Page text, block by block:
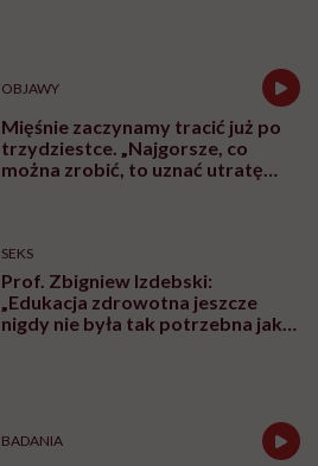
OBJAWY
Mięśnie zaczynamy tracić już po
trzydziestce. „Najgorsze, co
można zrobić, to uznać utratę
SEKS
Prof. Zbigniew Izdebski:
„Edukacja zdrowotna jeszcze
nigdy nie była tak potrzebna jak
BADANIA